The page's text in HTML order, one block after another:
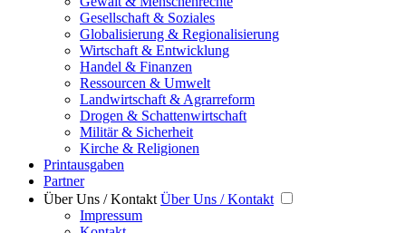
Gesellschaft & Soziales
Globalisierung & Regionalisierung
Wirtschaft & Entwicklung
Handel & Finanzen
Ressourcen & Umwelt
Landwirtschaft & Agrarreform
Drogen & Schattenwirtschaft
Militär & Sicherheit
Kirche & Religionen
Printausgaben
Partner
Über Uns / Kontakt Über Uns / Kontakt
Impressum